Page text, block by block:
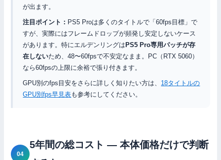
が出ます。
注目ポイント： PS5 Proは多くのタイトルで「60fps目標」で
すが、実際にはフレームドロップが頻発し安定しないケース
があります。特にエルデンリングは PS5 Pro専用パッチが存
在しないため、48〜60fpsで不安定なまま。PC（RTX 5060）
なら60fpsの上限に余裕で張り付きます。
GPU別のfps目安をさらに詳しく知りたい方は、 18タイトルの
GPU別fps早見表も参考にしてください。
5年間の総コスト — 本体価格だけで判断